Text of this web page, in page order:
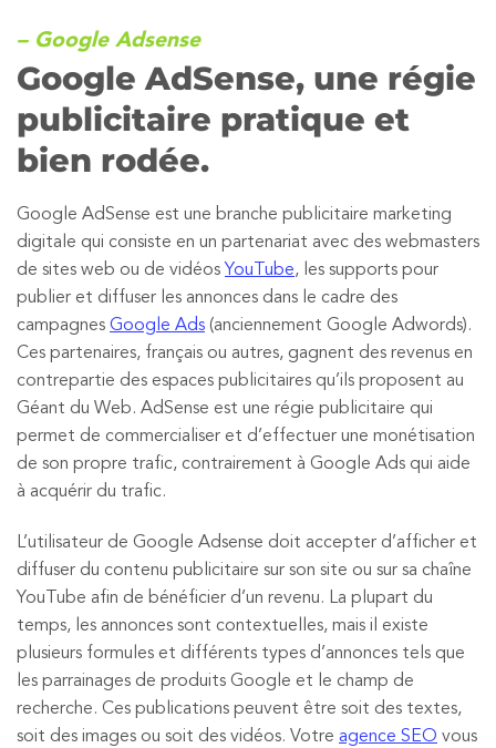
– Google Adsense
Google AdSense, une régie
publicitaire pratique et
bien rodée.
Google AdSense est une branche publicitaire marketing
digitale qui consiste en un partenariat avec des webmasters
de sites web ou de vidéos YouTube, les supports pour
publier et diffuser les annonces dans le cadre des
campagnes Google Ads (anciennement Google Adwords).
Ces partenaires, français ou autres, gagnent des revenus en
contrepartie des espaces publicitaires qu’ils proposent au
Géant du Web. AdSense est une régie publicitaire qui
permet de commercialiser et d’effectuer une monétisation
de son propre trafic, contrairement à Google Ads qui aide
à acquérir du trafic.
L’utilisateur de Google Adsense doit accepter d’afficher et
diffuser du contenu publicitaire sur son site ou sur sa chaîne
YouTube afin de bénéficier d’un revenu. La plupart du
temps, les annonces sont contextuelles, mais il existe
plusieurs formules et différents types d’annonces tels que
les parrainages de produits Google et le champ de
recherche. Ces publications peuvent être soit des textes,
soit des images ou soit des vidéos. Votre agence SEO vous